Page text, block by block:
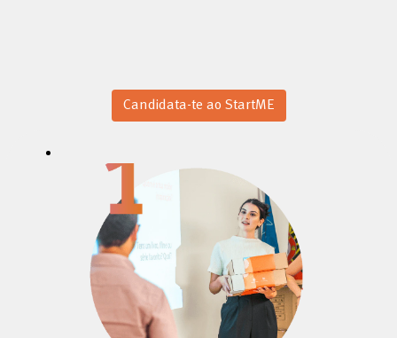
Candidata-te ao StartME